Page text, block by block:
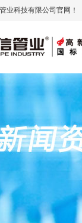
业科技有限公司官网！